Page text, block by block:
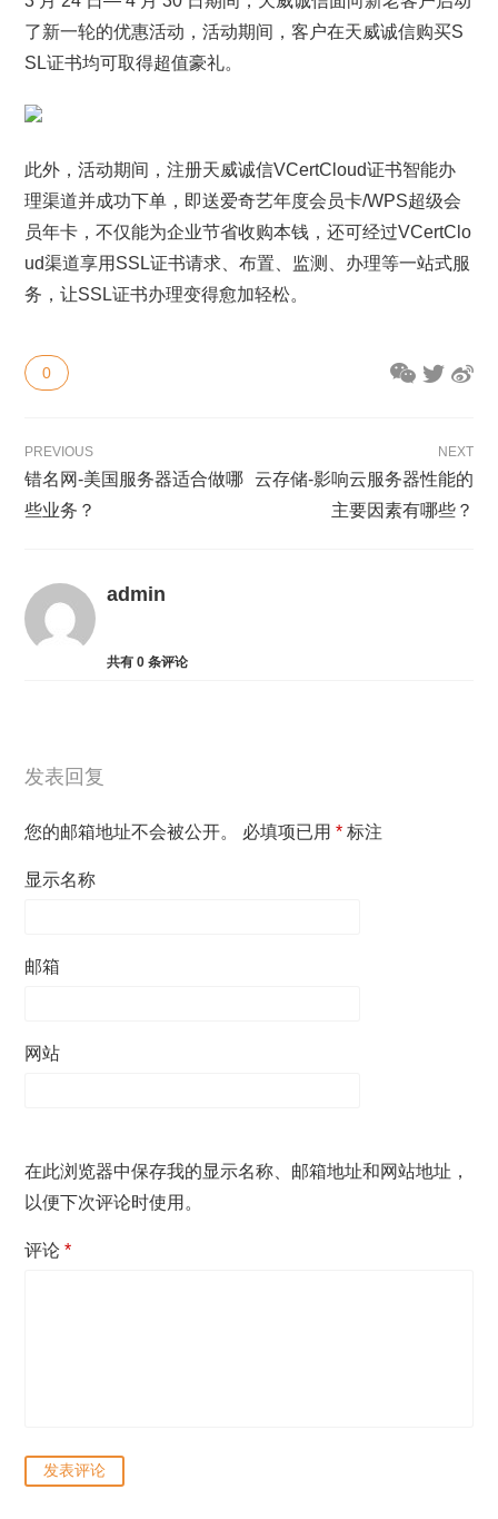
了新一轮的优惠活动，活动期间，客户在天威诚信购买S
SL证书均可取得超值豪礼。
此外，活动期间，注册天威诚信VCertCloud证书智能办
理渠道并成功下单，即送爱奇艺年度会员卡/WPS超级会
员年卡，不仅能为企业节省收购本钱，还可经过VCertClo
ud渠道享用SSL证书请求、布置、监测、办理等一站式服
务，让SSL证书办理变得愈加轻松。
0
PREVIOUS
错名网-美国服务器适合做哪
些业务？
NEXT
云存储-影响云服务器性能的
主要因素有哪些？
admin
共有0 条评论
发表回复
您的邮箱地址不会被公开。 必填项已用* 标注
显示名称
邮箱
网站
在此浏览器中保存我的显示名称、邮箱地址和网站地址，
以便下次评论时使用。
评论*